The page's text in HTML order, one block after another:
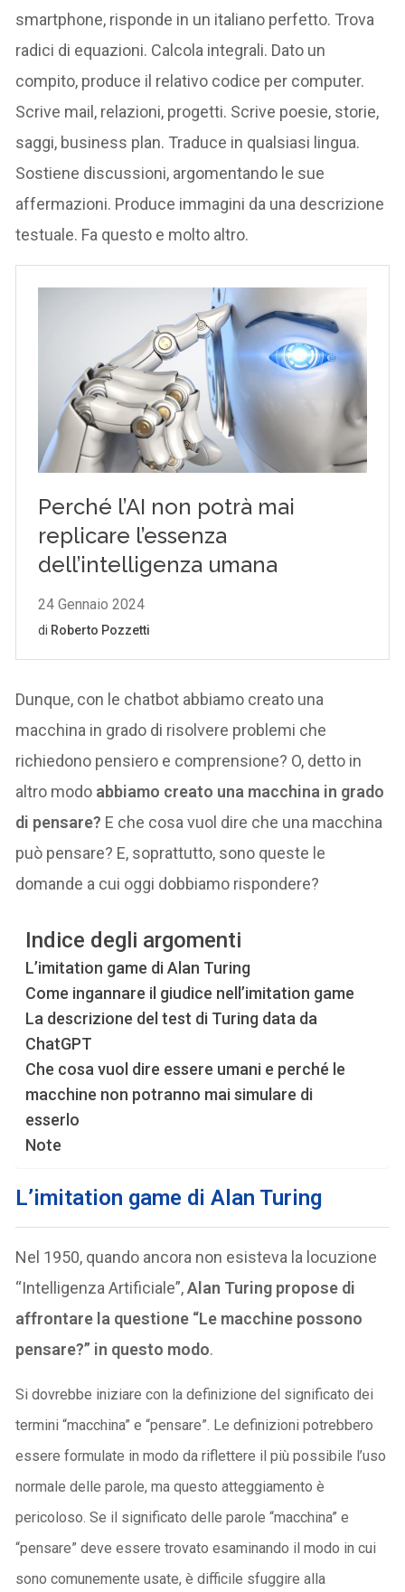
smartphone, risponde in un italiano perfetto. Trova
radici di equazioni. Calcola integrali. Dato un
compito, produce il relativo codice per computer.
Scrive mail, relazioni, progetti. Scrive poesie, storie,
saggi, business plan. Traduce in qualsiasi lingua.
Sostiene discussioni, argomentando le sue
affermazioni. Produce immagini da una descrizione
testuale. Fa questo e molto altro.
Dunque, con le chatbot abbiamo creato una
macchina in grado di risolvere problemi che
richiedono pensiero e comprensione? O, detto in
altro modo abbiamo creato una macchina in grado
di pensare? E che cosa vuol dire che una macchina
può pensare? E, soprattutto, sono queste le
domande a cui oggi dobbiamo rispondere?
Indice degli argomenti
L’imitation game di Alan Turing
Come ingannare il giudice nell’imitation game
La descrizione del test di Turing data da
ChatGPT
Che cosa vuol dire essere umani e perché le
macchine non potranno mai simulare di
esserlo
Note
L’imitation game di Alan Turing
Nel 1950, quando ancora non esisteva la locuzione
“Intelligenza Artificiale”,Alan Turing propose di
affrontare la questione “Le macchine possono
pensare?” in questo modo.
Si dovrebbe iniziare con la definizione del significato dei
termini “macchina” e “pensare”. Le definizioni potrebbero
essere formulate in modo da riflettere il più possibile l’uso
normale delle parole, ma questo atteggiamento è
pericoloso. Se il significato delle parole “macchina” e
“pensare” deve essere trovato esaminando il modo in cui
sono comunemente usate, è difficile sfuggire alla